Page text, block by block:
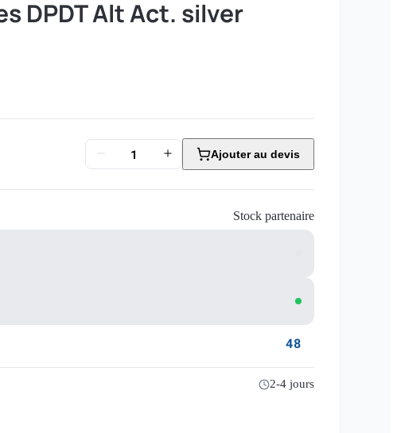
DPDT Alt Act. silver
Ajouter au devis
Stock partenaire
48
2-4 jours